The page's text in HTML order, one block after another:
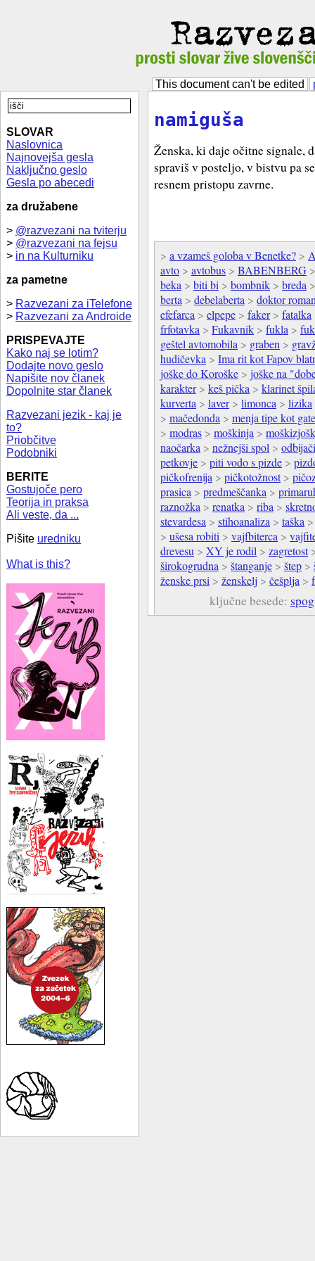
This document can't be edited
SLOVAR
Naslovnica
Najnovejša gesla
Naključno geslo
Gesla po abecedi
za družabene
> @razvezani na tviterju
> @razvezani na fejsu
> in na Kulturniku
za pametne
> Razvezani za iTelefone
> Razvezani za Androide
PRISPEVAJTE
Kako naj se lotim?
Dodajte novo geslo
Napišite nov članek
Dopolnite star članek
Razvezani jezik - kaj je
to?
Priobčitve
Podobniki
BERITE
Gostujoče pero
Teorija in praksa
Ali veste, da ...
Pišite uredniku
What is this?
namiguša
Ženska, ki daje očitne signale,
spraviš v posteljo, v bistvu pa
resnem pristopu zavrne.
> a vzameš goloba v Benetke? >
avto > avtobus > BABENBERG
beka > biti bi > bombnik > breda
berta > debelaberta > doktor
efefarca > elpepe > faker> fatalka
frfotavka > Fukavnik > fukla >
geštel avtomobila > graben >
hudičevka > Ima rit kot Fapov
joške do Koroške > joške na
karakter> keš pička > klarinet
kurverta > laver> limonca > lizika
> mačedonda > menja tipe kot gate
> modras > moškinja >
naočarka > nežnejši spol > odbijači
petkovje > piti vodo s pizde >
pičkofrenija > pičkotožnost>
prasica > predmeščanka >
raznožka > renatka > riba >
stevardesa > stihoanaliza > taška
> ušesa robiti > vajfbiterca >
drevesu > XY je rodil > zagretost
širokogrudna > štanganje > štep >
ženske prsi > ženskelj > češplja >
ključne besede: